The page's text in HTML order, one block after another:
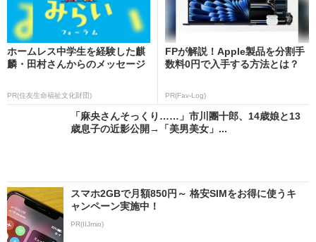
ホームレス中学生を経験した麒
麟・田村さんからのメッセージ
PR(住友生命福祉文化財団)
FPが解説！Apple製品を分割手
数料0円で入手する方法とは？
PR(Fav-Log)
「麻央さんそっくり……」市川團十郎、14歳娘と13
歳息子の近影公開→「美男美女」...
スマホ2GBで月額850円～ 格安SIMをお得に使うキ
ャンペーン実施中！
PR(IIJmio)